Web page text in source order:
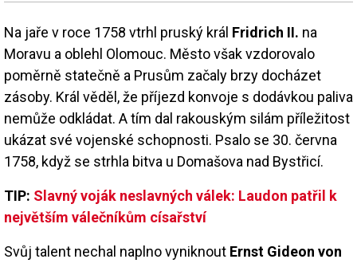
Na jaře v roce 1758 vtrhl pruský král Fridrich II. na
Moravu a oblehl Olomouc. Město však vzdorovalo
poměrně statečně a Prusům začaly brzy docházet
zásoby. Král věděl, že příjezd konvoje s dodávkou paliva
nemůže odkládat. A tím dal rakouským silám příležitost
ukázat své vojenské schopnosti. Psalo se 30. června
1758, když se strhla bitva u Domašova nad Bystřicí.
TIP: Slavný voják neslavných válek: Laudon patřil k
největším válečníkům císařství
Svůj talent nechal naplno vyniknout Ernst Gideon von